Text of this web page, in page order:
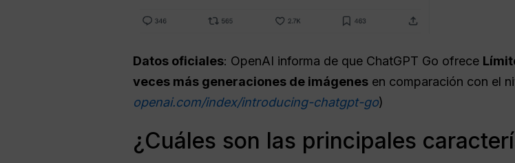
Datos oficiales: OpenAI informa de que ChatGPT Go ofrece
veces más generaciones de imágenes en comparación con el
openai.com/index/introducing-chatgpt-go)
¿Cuáles son las principales